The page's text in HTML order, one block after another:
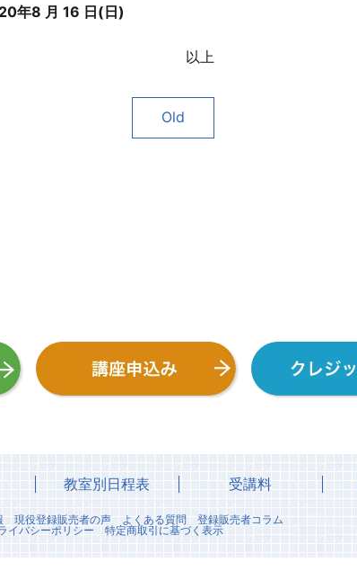
8 月 16 日(日)
以上
Old
教室別日程表 受講料
現役登録販売者の声 よくある質問
登録販売者コラム
イバシーポリシー 特定商取引に基づく表示